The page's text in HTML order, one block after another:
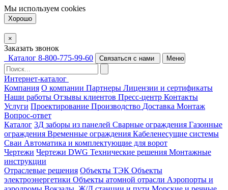
Мы используем cookies
Хорошо
×
Заказать звонок
Каталог 8-800-775-99-60 Связаться с нами Меню
Интернет-каталог
Компания О компании Партнеры Лицензии и сертификаты
Наши работы Отзывы клиентов Пресс-центр Контакты
Услуги Проектирование Производство Доставка Монтаж
Вопрос-ответ
Каталог 3Д заборы из панелей Сварные ограждения Газонные
ограждения Временные ограждения Кабеленесущие системы
Cваи Автоматика и комплектующие для ворот
Чертежи Чертежи DWG Технические решения Монтажные
инструкции
Отраслевые решения Объекты ТЭК Объекты
электроэнергетики Объекты атомной отрасли Аэропорты и